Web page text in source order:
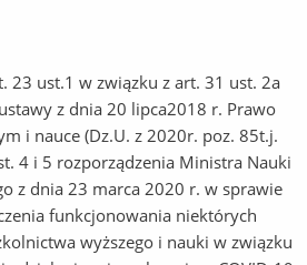
23 ust.1 w związku z art. 31 ust. 2a
z dnia 20 lipca2018 r. Prawo
i nauce (Dz.U. z 2020r. poz. 85t.j.
4 i 5 rozporządzenia Ministra Nauki
z dnia 23 marca 2020 r. w sprawie
funkcjonowania niektórych
wyższego i nauki w związku